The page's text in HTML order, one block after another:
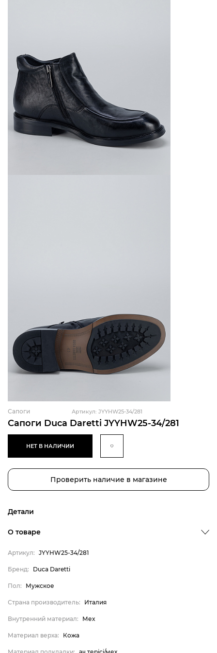
Сапоги Duca Daretti JYYHW25-34/281
Сапоги Артикул: JYYHW25-34/281
НЕТ В НАЛИЧИИ
Проверить наличие в магазине
Детали
О товаре
Артикул: JYYHW25-34/281
Бренд: Duca Daretti
Пол: Мужское
Страна производитель: Италия
Внутренний материал: Мех
Материал верха: Кожа